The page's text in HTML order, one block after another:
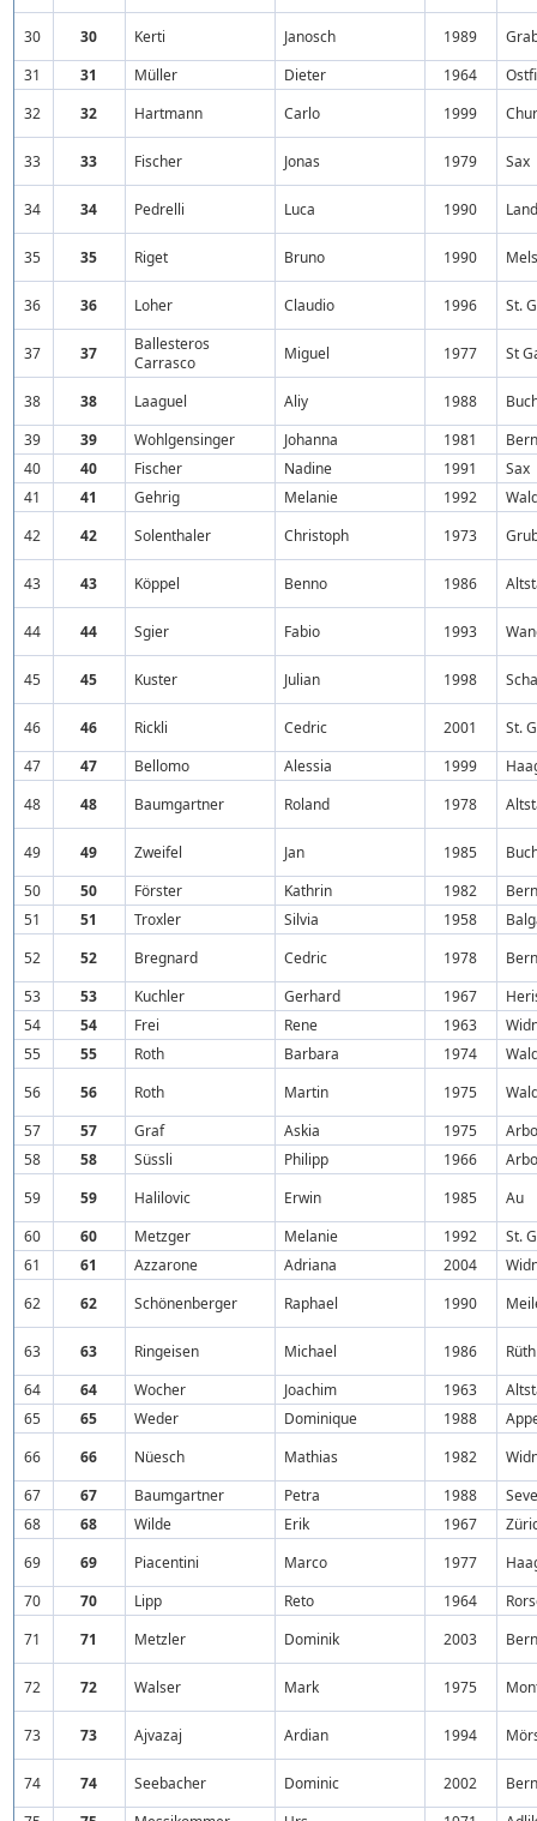
30 30 Kerti Janosch 1989
31
31 Müller Dieter 1964
32
32 Hartmann Carlo 1999 Chur
33 33 Fischer Jonas 1979 Sax
34 34 Pedrelli Luca 1990
35 35 Riget Bruno 1990 Mels
36 36 Loher Claudio 1996 St.
37 37
Ballesteros
Carrasco
Miguel 1977 St
38 38 Laaguel Aliy 1988
39
39 Wohlgensinger Johanna 1981
40
40 Fischer Nadine 1991
Sax
41
41 Gehrig Melanie 1992
42
42 Solenthaler Christoph 1973
43 43 Köppel Benno 1986
44 44 Sgier Fabio 1993
45 45 Kuster Julian 1998
46 46 Rickli Cedric 2001
St.
47
47 Bellomo Alessia 1999
48
48 Baumgartner Roland 1978
49 49 Zweifel Jan 1985
50
50 Förster Kathrin 1982
Bern
51
51 Troxler Silvia 1958
52
52 Bregnard Cedric 1978
Bern
53
53 Kuchler Gerhard 1967
54
54 Frei Rene 1963
55
55 Roth Barbara 1974
56
56 Roth Martin 1975
57
57 Graf Askia 1975
58
58 Süssli Philipp 1966
59
59 Halilovic Erwin 1985
Au
60
60 Metzger Melanie 1992
St.
61
61 Azzarone Adriana 2004
62
62 Schönenberger Raphael 1990
63 63 Ringeisen Michael 1986
64
64 Wocher Joachim 1963
65
65 Weder Dominique 1988
66
66 Nüesch Mathias 1982
67
67 Baumgartner Petra 1988
68
68 Wilde Erik 1967
69
69 Piacentini Marco 1977
70
70 Lipp Reto 1964
71
71 Metzler Dominik 2003
72 72 Walser Mark 1975
73 73 Ajvazaj Ardian 1994
74 74 Seebacher Dominic 2002